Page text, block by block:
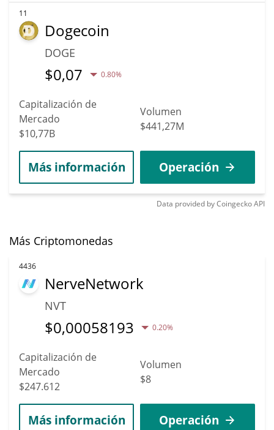
11
Dogecoin
DOGE
$0,07 0.80%
Capitalización de
Mercado
$10,77B
Volumen
$441,27M
Más información Operación
Data provided byCoingeckoAPI
Más Criptomonedas
4436
NerveNetwork
NVT
$0,00058193 0.20%
Capitalización de
Mercado
$247.612
Volumen
$8
Más información Operación